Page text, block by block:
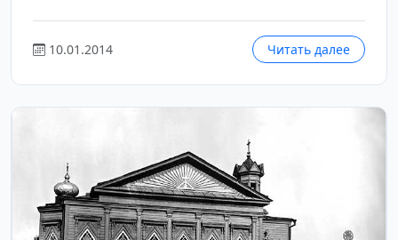
10.01.2014 Читать далее